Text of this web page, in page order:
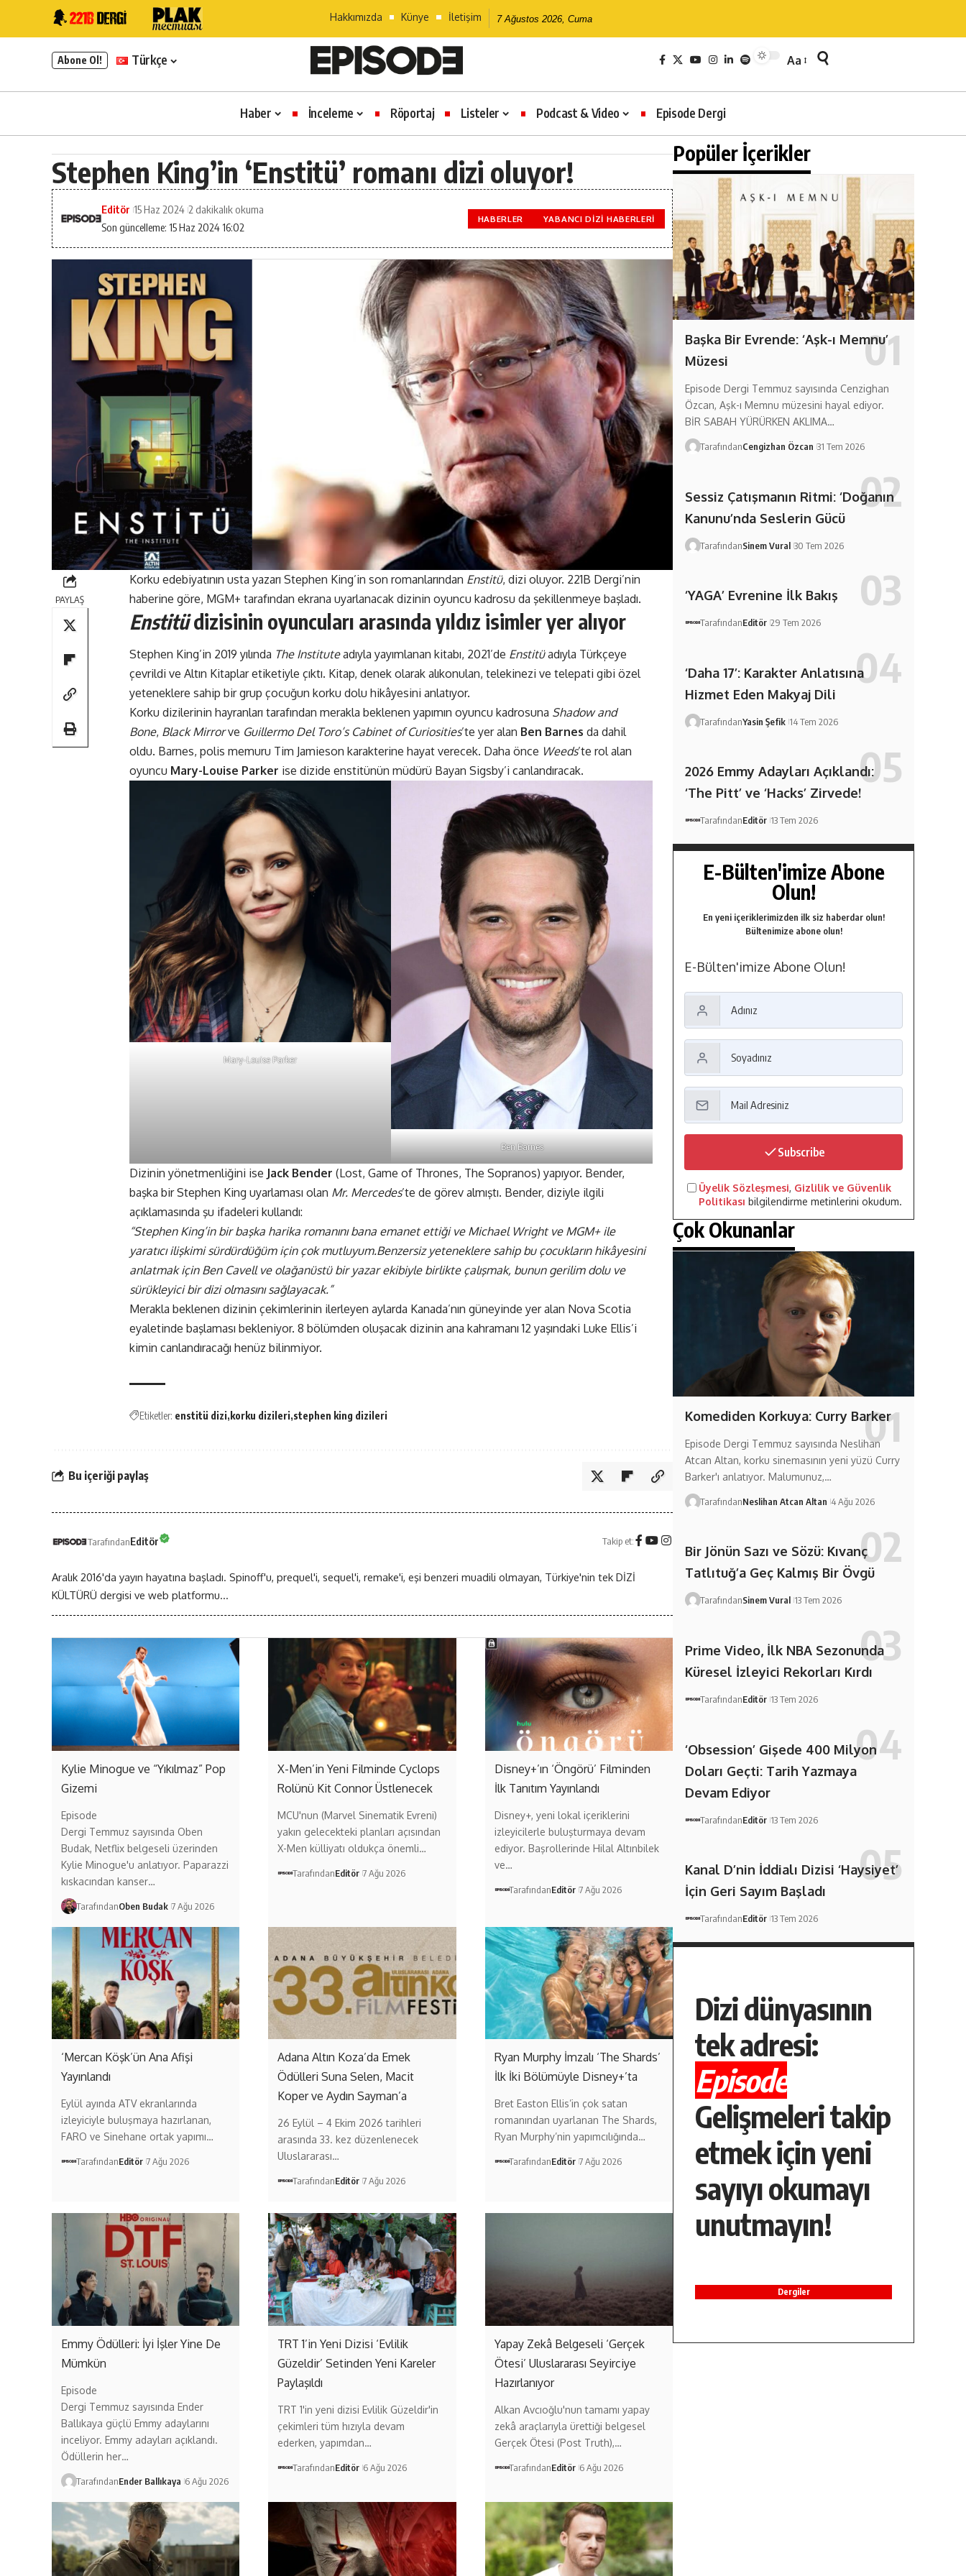
Hakkımızda Künye İletişim 7 Ağustos 2026, Cuma
Abone Ol! Türkçe Aa
Haber İnceleme Röportaj Listeler Podcast & Video Episode Dergi
Stephen King’in ‘Enstitü’ romanı dizi oluyor!
Son güncelleme: 15 Haz 2024 16:02
Editör 15 Haz 2024 2 dakikalık okuma
HABERLER YABANCI DIZI HABERLERI
PAYLAŞ
Korku edebiyatının usta yazarı Stephen King’in son romanlarından Enstitü, dizi oluyor. 221B Dergi’nin
haberine göre, MGM+ tarafından ekrana uyarlanacak dizinin oyuncu kadrosu da şekillenmeye başladı.
Enstitüdizisinin oyuncuları arasında yıldız isimler yer alıyor
Stephen King’in 2019 yılında The Instituteadıyla yayımlanan kitabı, 2021’de Enstitüadıyla Türkçeye
çevrildi ve Altın Kitaplar etiketiyle çıktı. Kitap, denek olarak alıkonulan, telekinezi ve telepati gibi özel
yeteneklere sahip bir grup çocuğun korku dolu hikâyesini anlatıyor.
Korku dizilerinin hayranları tarafından merakla beklenen yapımın oyuncu kadrosuna Shadow and
Bone, Black Mirrorve Guillermo Del Toro’s Cabinet of Curiosities’te yer alan Ben Barnes da dahil
oldu. Barnes, polis memuru Tim Jamieson karakterine hayat verecek. Daha önce Weeds’te rol alan
oyuncu Mary-Louise Parker ise dizide enstitünün müdürü Bayan Sigsby’i canlandıracak.
Mary-Louise Parker
Ben Barnes
Dizinin yönetmenliğini ise Jack Bender (Lost, Game of Thrones, The Sopranos) yapıyor. Bender,
başka bir Stephen King uyarlaması olan Mr. Mercedes’te de görev almıştı. Bender, diziyle ilgili
açıklamasında şu ifadeleri kullandı:
“Stephen King’in bir başka harika romanını bana emanet ettiği ve Michael Wright ve MGM+ ile
yaratıcı ilişkimi sürdürdüğüm için çok mutluyum.Benzersiz yeteneklere sahip bu çocukların hikâyesini
anlatmak için Ben Cavell ve olağanüstü bir yazar ekibiyle birlikte çalışmak, bunun gerilim dolu ve
sürükleyici bir dizi olmasını sağlayacak.”
Merakla beklenen dizinin çekimlerinin ilerleyen aylarda Kanada’nın güneyinde yer alan Nova Scotia
eyaletinde başlaması bekleniyor. 8 bölümden oluşacak dizinin ana kahramanı 12 yaşındaki Luke Ellis’i
kimin canlandıracağı henüz bilinmiyor.
Etiketler: enstitü dizi korku dizileri stephen king dizileri
Bu içeriği paylaş
TarafındanEditör Takip et:
Aralık 2016'da yayın hayatına başladı. Spinoff'u, prequel'i, sequel'i, remake'i, eşi benzeri muadili olmayan, Türkiye'nin tek DİZİ
KÜLTÜRÜ dergisi ve web platformu...
Kylie Minogue ve “Yıkılmaz” Pop
Gizemi
Episode
Dergi Temmuz sayısında Oben
Budak, Netflix belgeseli üzerinden
Kylie Minogue'u anlatıyor. Paparazzi
kıskacından kanser…
TarafındanOben Budak 7 Ağu 2026
X-Men’in Yeni Filminde Cyclops
Rolünü Kit Connor Üstlenecek
MCU'nun (Marvel Sinematik Evreni)
yakın gelecekteki planları açısından
X-Men külliyatı oldukça önemli…
TarafındanEditör 7 Ağu 2026
Disney+’ın ‘Öngörü’ Filminden
İlk Tanıtım Yayınlandı
Disney+, yeni lokal içeriklerini
izleyicilerle buluşturmaya devam
ediyor. Başrollerinde Hilal Altınbilek
ve…
TarafındanEditör 7 Ağu 2026
‘Mercan Köşk’ün Ana Afişi
Yayınlandı
Eylül ayında ATV ekranlarında
izleyiciyle buluşmaya hazırlanan,
FARO ve Sinehane ortak yapımı…
TarafındanEditör 7 Ağu 2026
Adana Altın Koza’da Emek
Ödülleri Suna Selen, Macit
Koper ve Aydın Sayman’a
26 Eylül – 4 Ekim 2026 tarihleri
arasında 33. kez düzenlenecek
Uluslararası…
TarafındanEditör 7 Ağu 2026
Ryan Murphy İmzalı ‘The Shards’
İlk İki Bölümüyle Disney+’ta
Bret Easton Ellis’in çok satan
romanından uyarlanan The Shards,
Ryan Murphy’nin yapımcılığında…
TarafındanEditör 7 Ağu 2026
Emmy Ödülleri: İyi İşler Yine De
Mümkün
Episode
Dergi Temmuz sayısında Ender
Ballıkaya güçlü Emmy adaylarını
inceliyor. Emmy adayları açıklandı.
Ödüllerin her…
TarafındanEnder Ballıkaya 6 Ağu 2026
TRT 1’in Yeni Dizisi ‘Evlilik
Güzeldir’ Setinden Yeni Kareler
Paylaşıldı
TRT 1'in yeni dizisi Evlilik Güzeldir'in
çekimleri tüm hızıyla devam
ederken, yapımdan…
TarafındanEditör 6 Ağu 2026
Yapay Zekâ Belgeseli ‘Gerçek
Ötesi’ Uluslararası Seyirciye
Hazırlanıyor
Alkan Avcıoğlu'nun tamamı yapay
zekâ araçlarıyla ürettiği belgesel
Gerçek Ötesi (Post Truth),…
TarafındanEditör 6 Ağu 2026
Popüler İçerikler
Başka Bir Evrende: ‘Aşk-ı Memnu’
Müzesi
Episode Dergi Temmuz sayısında Cenzighan
Özcan, Aşk-ı Memnu müzesini hayal ediyor.
BİR SABAH YÜRÜRKEN AKLIMA…
TarafındanCengizhan Özcan 31 Tem 2026
Sessiz Çatışmanın Ritmi: ‘Doğanın
Kanunu’nda Seslerin Gücü
TarafındanSinem Vural 30 Tem 2026
‘YAGA’ Evrenine İlk Bakış
TarafındanEditör 29 Tem 2026
‘Daha 17’: Karakter Anlatısına
Hizmet Eden Makyaj Dili
TarafındanYasin Şefik 14 Tem 2026
2026 Emmy Adayları Açıklandı:
‘The Pitt’ ve ‘Hacks’ Zirvede!
TarafındanEditör 13 Tem 2026
E-Bülten'imize Abone
Olun!
En yeni içeriklerimizden ilk siz haberdar olun!
Bültenimize abone olun!
E-Bülten'imize Abone Olun!
Subscribe
Üyelik Sözleşmesi, Gizlilik ve Güvenlik
Politikası bilgilendirme metinlerini okudum.
Çok Okunanlar
Komediden Korkuya: Curry Barker
Episode Dergi Temmuz sayısında Neslihan
Atcan Altan, korku sinemasının yeni yüzü Curry
Barker'ı anlatıyor. Malumunuz,…
TarafındanNeslihan Atcan Altan 4 Ağu 2026
Bir Jönün Sazı ve Sözü: Kıvanç
Tatlıtuğ’a Geç Kalmış Bir Övgü
TarafındanSinem Vural 13 Tem 2026
Prime Video, İlk NBA Sezonunda
Küresel İzleyici Rekorları Kırdı
TarafındanEditör 13 Tem 2026
‘Obsession’ Gişede 400 Milyon
Doları Geçti: Tarih Yazmaya
Devam Ediyor
TarafındanEditör 13 Tem 2026
Kanal D’nin İddialı Dizisi ‘Haysiyet’
İçin Geri Sayım Başladı
TarafındanEditör 13 Tem 2026
Dizi dünyasının
tek adresi:
Episode
Gelişmeleri takip
etmek için yeni
sayıyı okumayı
unutmayın!
Dergiler